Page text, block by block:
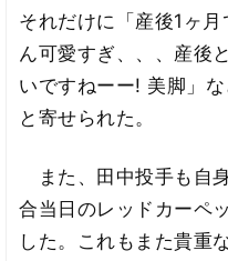
それだけに「産後1ヶ
ん可愛すぎ、、、産後
いですねーー! 美脚」
と寄せられた。
また、田中投手も自
合当日のレッドカーペ
した。これもまた貴重